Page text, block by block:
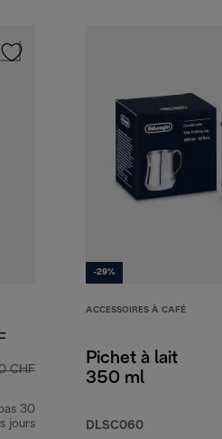
CHF
30
jours
-29%
ACCESSOIRES À CAFÉ
Pichet à lait
350 ml
DLSC060